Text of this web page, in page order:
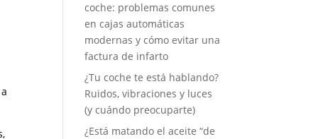
coche: problemas comunes
en cajas automáticas
modernas y cómo evitar una
factura de infarto
¿Tu coche te está hablando?
Ruidos, vibraciones y luces
(y cuándo preocuparte)
¿Está matando el aceite “de